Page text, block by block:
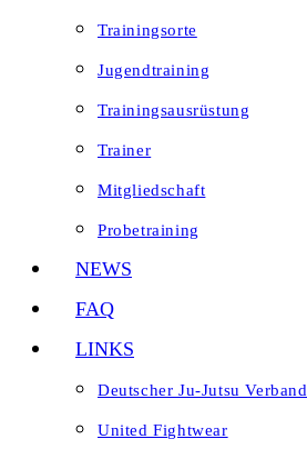
Trainingsorte
Jugendtraining
Trainingsausrüstung
Trainer
Mitgliedschaft
Probetraining
NEWS
FAQ
LINKS
Deutscher Ju-Jutsu Verband
United Fightwear